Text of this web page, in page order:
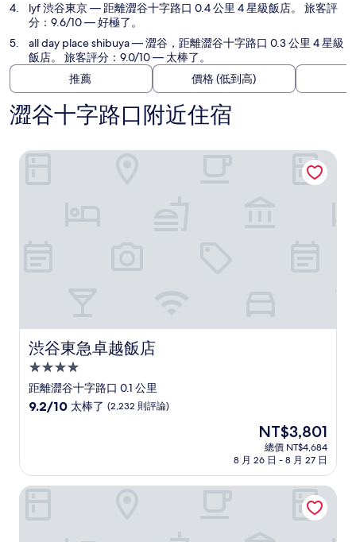
lyf 渋谷東京— 距離澀谷十字路口 0.4 公里 4 星級飯店。 旅客評
分：9.6/10 — 好極了。
all day place shibuya— 澀谷，距離澀谷十字路口 0.3 公里 4 星級
飯店。 旅客評分：9.0/10 — 太棒了。
推薦
價格 (低到高)
澀谷十字路口附近住宿
渋谷東急卓越飯店
渋谷東急卓越飯店
4.0
星
級
距離澀谷十字路口 0.1 公里
9.2
分，
太
9.2/10 太棒了 (2,232 則評論)
現
在
價
為
NT$3,801
NT$3,801
總價 NT$4,684
8 月 26 日 - 8 月 27 日
渋谷東急卓越飯店
東急飯店